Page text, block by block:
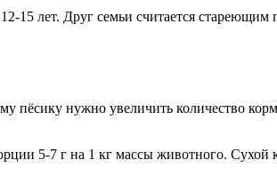
15 лет. Друг семьи считается стареющим
пёсику нужно увеличить количество
5-7 г на 1 кг массы животного.